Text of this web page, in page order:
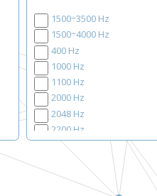
1500÷3500 Hz
1500÷4000 Hz
400 Hz
1000 Hz
1100 Hz
2000 Hz
2048 Hz
2200 Hz
2300 Hz
2400 Hz
2500 Hz